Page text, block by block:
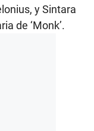
y Sintara
de ‘Monk’.